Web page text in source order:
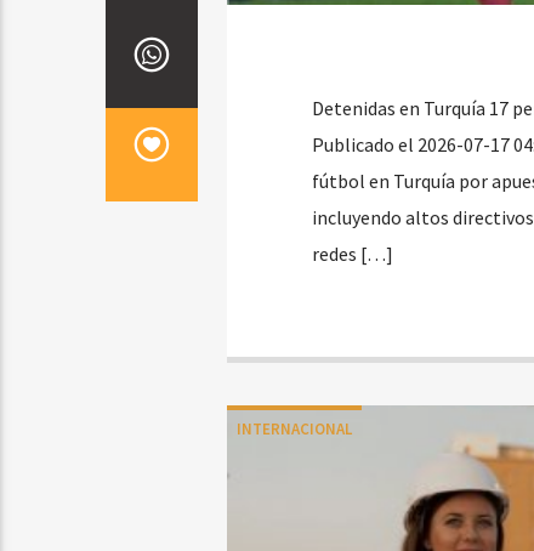
Detenidas en Turquía 17
Publicado el 2026-07-17
fútbol en Turquía por
incluyendo altos
redes […]
INTERNACIONAL